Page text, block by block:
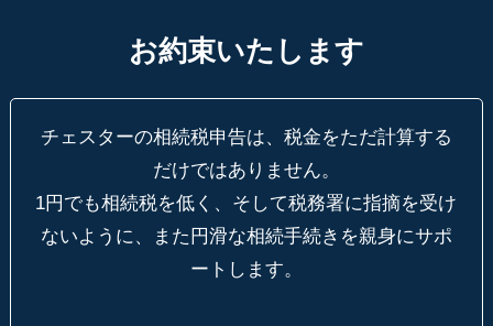
お約束いたします
チェスターの相続税申告は、税金をただ計算する
だけではありません。
1円でも相続税を低く、そして税務署に指摘を受け
ないように、
また円滑な相続手続きを親身にサポ
ートします。